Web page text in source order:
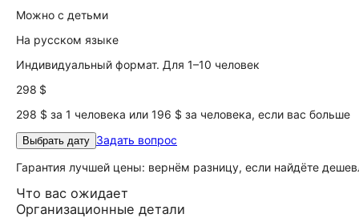
Можно с детьми
На русском языке
Индивидуальный формат. Для 1–10 человек
298 $
298 $ за 1 человека или 196 $ за человека, если вас больше
Выбрать дату Задать вопрос
Гарантия лучшей цены: вернём разницу, если найдёте
Что вас ожидает
Организационные детали